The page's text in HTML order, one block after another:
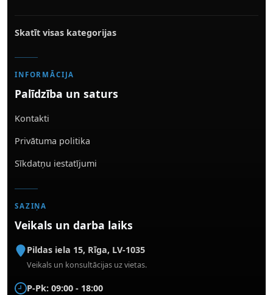
Skatīt visas kategorijas
INFORMĀCIJA
Palīdzība un saturs
Kontakti
Privātuma politika
Sīkdatņu iestatījumi
SAZIŅA
Veikals un darba laiks
Pildas iela 15, Rīga, LV-1035
Veikals un konsultācijas uz vietas.
P-Pk: 09:00 - 18:00